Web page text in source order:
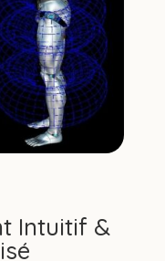
Intuitif &